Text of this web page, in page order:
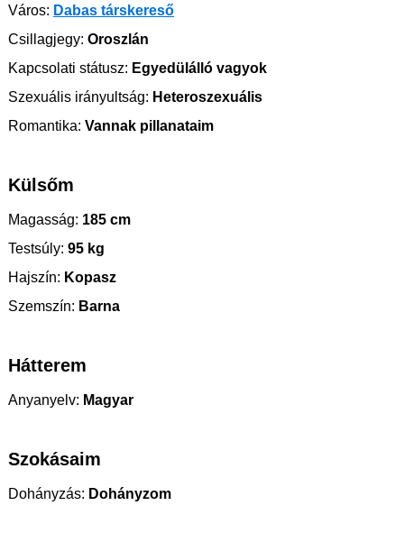
Város: Dabas társkereső
Csillagjegy: Oroszlán
Kapcsolati státusz: Egyedülálló vagyok
Szexuális irányultság: Heteroszexuális
Romantika: Vannak pillanataim
Külsőm
Magasság: 185 cm
Testsúly: 95 kg
Hajszín: Kopasz
Szemszín: Barna
Hátterem
Anyanyelv: Magyar
Szokásaim
Dohányzás: Dohányzom